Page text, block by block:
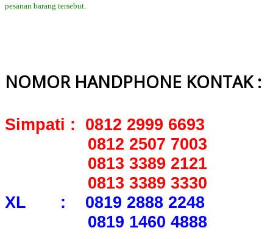
pesanan barang tersebut.
NOMOR HANDPHONE KONTAK :
Simpati : 0812 2999 6693
0812 2507 7003
0813 3389 2121
0813 3389 3330
XL : 0819 2888 2248
0819 1460 4888